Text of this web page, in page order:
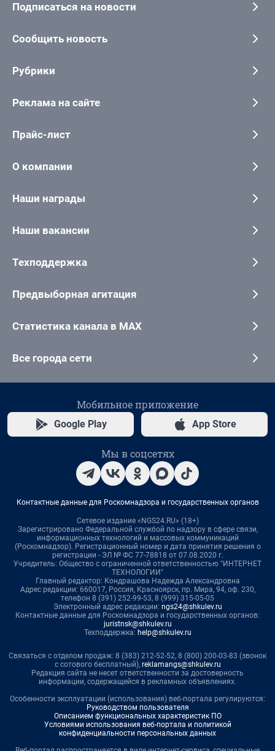
Подписаться на новости
Сообщить новость
Рубрики
Реклама на сайте
Прайс-лист
О компании
Наши награды
Наши вакансии
Техподдержка
Предвыборная агитация
Статистика канала в MAX
Все города сети
Мобильное приложение
Google Play App Store
Мы в соцсетях
Контактные данные для Роскомнадзора и государственных органов
Сетевое издание «NGS24.RU» (18+)
Зарегистрировано Федеральной службой по надзору в сфере связи,
информационных технологий и массовых коммуникаций
(Роскомнадзор). Регистрационный номер и дата принятия решения о
регистрации - ЭЛ № ФС 77-78818 от 07.08.2020 г.
Учредитель: Общество с ограниченной ответственностью "ИНТЕРНЕТ
ТЕХНОЛОГИИ"
Главный редактор: Кондрашова Надежда Александровна
Адрес редакции: 660017, Россия, Красноярск, пр. Мира, 94, оф. 230,
телефон 8 (391) 252-99-53, 8 (999) 315-05-05
Электронный адрес редакции: ngs24@shkulev.ru
Контактные данные для Роскомнадзора и государственных органов:
juristnsk@shkulev.ru
Техподдержка: help@shkulev.ru
Связаться с отделом продаж: 8 (383) 212-52-52, 8 (800) 200-03-83 (звонок
с сотового бесплатный), reklamangs@shkulev.ru
Редакция сайта не несет ответственности за достоверность
информации, содержащейся в рекламных объявлениях.
Особенности эксплуатации (использования) веб-портала регулируются:
Руководством пользователя
Описанием функциональных характеристик ПО
Условиями использования веб-портала и политикой
конфиденциальности персональных данных